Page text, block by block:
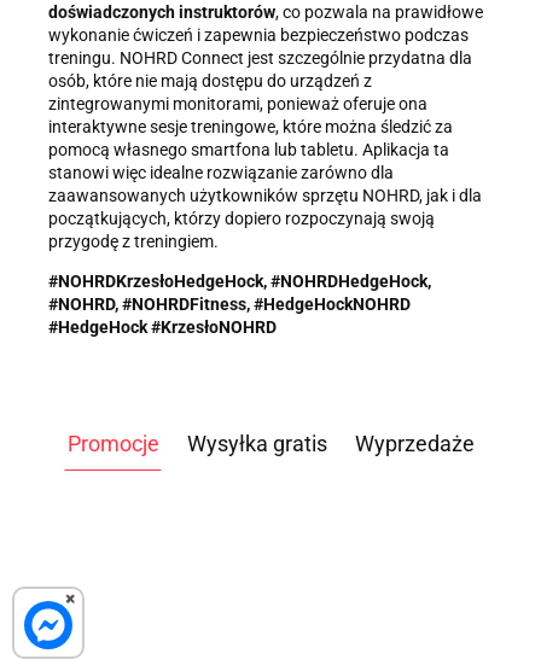
×
doświadczonych instruktorów, co pozwala na prawidłowe
wykonanie ćwiczeń i zapewnia bezpieczeństwo podczas
treningu. NOHRD Connect jest szczególnie przydatna dla
osób, które nie mają dostępu do urządzeń z
zintegrowanymi monitorami, ponieważ oferuje ona
interaktywne sesje treningowe, które można śledzić za
pomocą własnego smartfona lub tabletu. Aplikacja ta
stanowi więc idealne rozwiązanie zarówno dla
zaawansowanych użytkowników sprzętu NOHRD, jak i dla
początkujących, którzy dopiero rozpoczynają swoją
przygodę z treningiem.
#NOHRDKrzesłoHedgeHock, #NOHRDHedgeHock,
#NOHRD, #NOHRDFitness, #HedgeHockNOHRD
#HedgeHock#KrzesłoNOHRD
Promocje Wysyłka gratis Wyprzedaże
WIOŚLARZ
POWIETRZNY